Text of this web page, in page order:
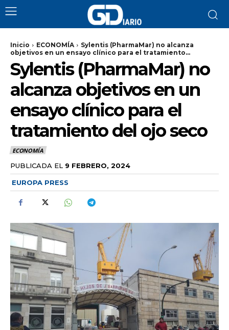
Inicio ECONOMÍA
Sylentis (PharmaMar) no alcanza
objetivos en un ensayo clínico para el tratamiento...
Sylentis (PharmaMar) no
alcanza objetivos en un
ensayo clínico para el
tratamiento del ojo seco
ECONOMÍA
PUBLICADA EL 9 FEBRERO, 2024
EUROPA PRESS